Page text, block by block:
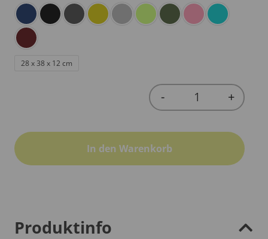
28 x 38 x 12 cm
Quantity
- +
In den Warenkorb
Produktinfo